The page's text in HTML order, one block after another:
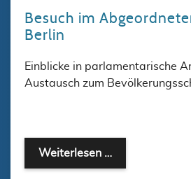
Besuch im
Berlin
Einblicke in parlamentarische
Austausch zum
Weiterlesen …